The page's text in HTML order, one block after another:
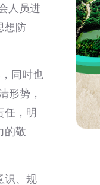
人员进
想防
同时也
形势，
任，明
的敬
识、规